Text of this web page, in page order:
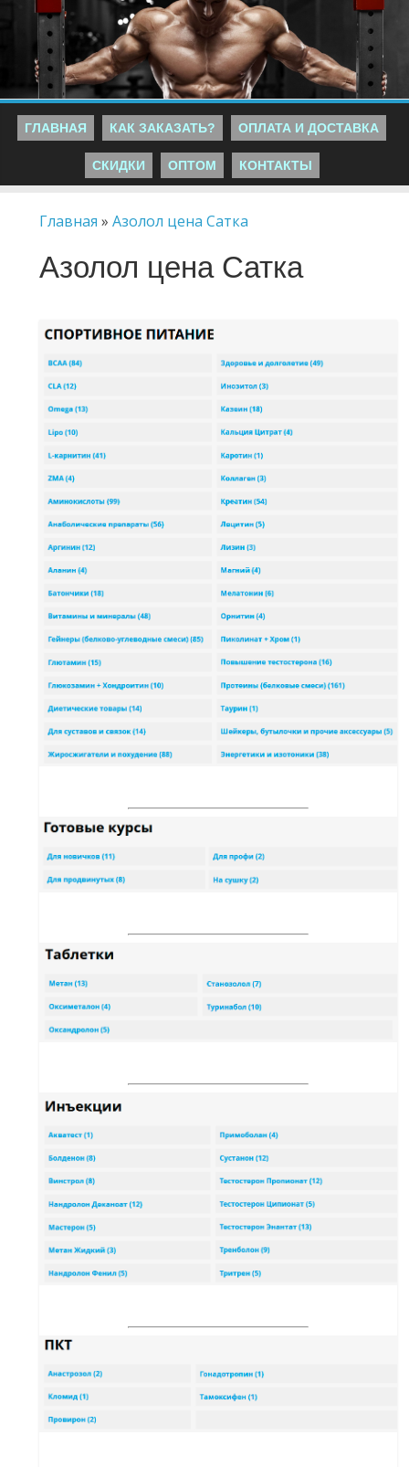
ГЛАВНАЯ КАК ЗАКАЗАТЬ? ОПЛАТА И ДОСТАВКА
СКИДКИ ОПТОМ КОНТАКТЫ
Главная »Азолол цена Сатка
Азолол цена Сатка